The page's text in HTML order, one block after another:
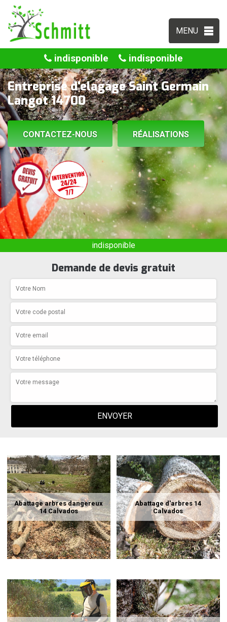
MENU
indisponible indisponible
Entreprise d'elagage Saint Germain
Langot 14700
CONTACTEZ-NOUS RÉALISATIONS
indisponible
Demande de devis gratuit
Abattage arbres dangereux
14 Calvados
Abattage d'arbres 14
Calvados